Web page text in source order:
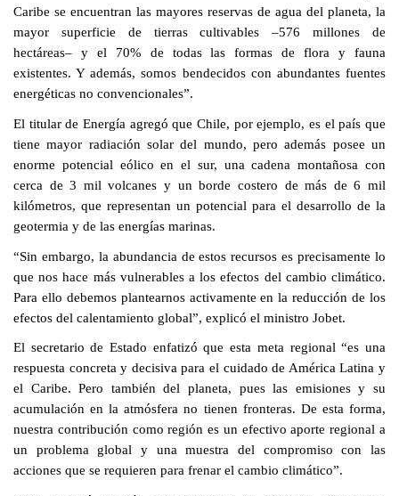
Caribe se encuentran las mayores reservas de agua del planeta, la
mayor superficie de tierras cultivables –576 millones de
hectáreas– y el 70% de todas las formas de flora y fauna
existentes. Y además, somos bendecidos con abundantes fuentes
energéticas no convencionales”.
El titular de Energía agregó que Chile, por ejemplo, es el país que
tiene mayor radiación solar del mundo, pero además posee un
enorme potencial eólico en el sur, una cadena montañosa con
cerca de 3 mil volcanes y un borde costero de más de 6 mil
kilómetros, que representan un potencial para el desarrollo de la
geotermia y de las energías marinas.
“Sin embargo, la abundancia de estos recursos es precisamente lo
que nos hace más vulnerables a los efectos del cambio climático.
Para ello debemos plantearnos activamente en la reducción de los
efectos del calentamiento global”, explicó el ministro Jobet.
El secretario de Estado enfatizó que esta meta regional “es una
respuesta concreta y decisiva para el cuidado de América Latina y
el Caribe. Pero también del planeta, pues las emisiones y su
acumulación en la atmósfera no tienen fronteras. De esta forma,
nuestra contribución como región es un efectivo aporte regional a
un problema global y una muestra del compromiso con las
acciones que se requieren para frenar el cambio climático”.